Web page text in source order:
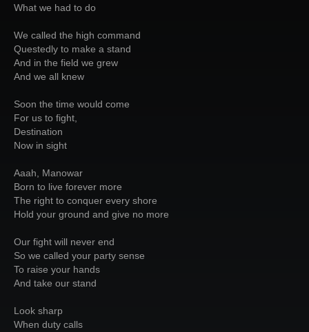
Więcej
Login
What we had to do
We called the high command
Questedly to make a stand
And in the field we grew
And we all knew
Soon the time would come
For us to fight,
Destination
Now in sight
Aaah, Manowar
Born to live forever more
The right to conquer every shore
Hold your ground and give no more
Our fight will never end
So we called your party sense
To raise your hands
And take our stand
Look sharp
When duty calls